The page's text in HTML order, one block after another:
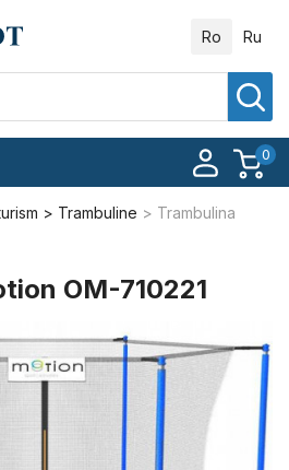
Ro Ru
0
Trambuline
Trambulina
OM-710221